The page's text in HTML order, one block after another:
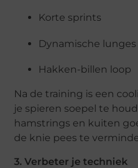
Korte sprints
Dynamische lunges
Hakken-billen loop
Na de training is een
je spieren soepel te
hamstrings en kuiten
de knie pees te
3. Verbeter je techniek